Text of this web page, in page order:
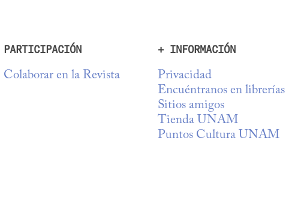
PARTICIPACIÓN
Colaborar en la Revista
+ INFORMACIÓN
Privacidad
Encuéntranos en librerías
Sitios amigos
Tienda UNAM
Puntos Cultura UNAM